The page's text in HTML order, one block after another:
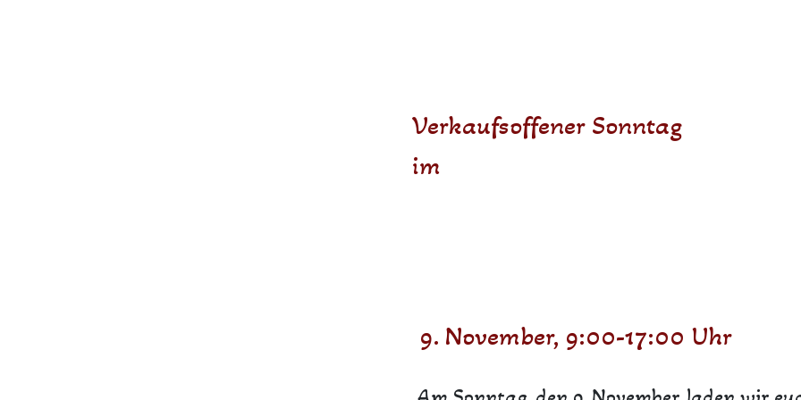
Verkaufsoffener Sonntag
im
9. November, 9:00-17:00 Uhr